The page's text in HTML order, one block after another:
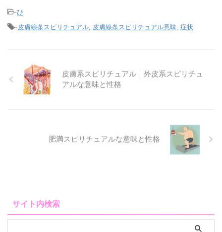
-ひ
-皮膚線条スピリチュアル 皮膚線条スピリチュアル意味 症状
皮膚系スピリチュアル｜外皮系スピリチュ
アルな意味と性格
肥満スピリチュアルな意味と性格
サイト内検索